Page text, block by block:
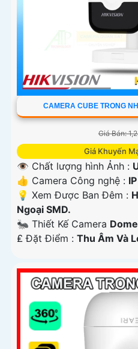
CAMERA CUBE TRONG
Giá Bán:
Giá Khuyến
👁 Chất lượng hình Ảnh :
👍 Camera Công nghệ :
💡 Xem Được Ban Đêm :
Ngoại SMD.
🐜 Thiết Kế Camera
️₤ Đặt Điểm : Thu Âm Và